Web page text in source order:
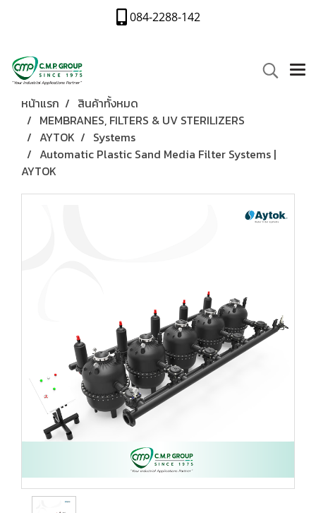
084-2288-142
หน้าแรก
สินค้าทั้งหมด
MEMBRANES, FILTERS & UV STERILIZERS
AYTOK
Systems
Automatic Plastic Sand Media Filter Systems |
AYTOK